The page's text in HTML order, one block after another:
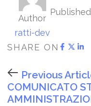
Author
ratti-dev
SHARE ON
Previous
COMUNICATO